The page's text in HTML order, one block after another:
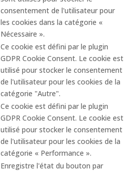
consentement de l'utilisateur pour
les cookies dans la catégorie «
Nécessaire ».
Ce cookie est défini par le plugin
GDPR Cookie Consent. Le cookie est
utilisé pour stocker le consentement
de l'utilisateur pour les cookies de la
catégorie "Autre".
Ce cookie est défini par le plugin
GDPR Cookie Consent. Le cookie est
utilisé pour stocker le consentement
de l'utilisateur pour les cookies de la
catégorie « Performance ».
Enregistre l'état du bouton par